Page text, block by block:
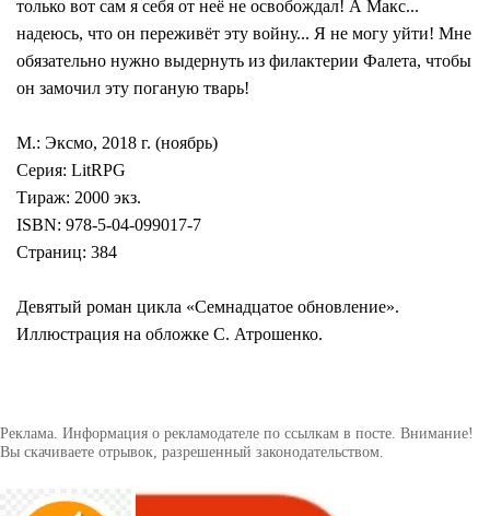
только вот сам я себя от неё не освобождал! А Макс...
надеюсь, что он переживёт эту войну... Я не могу уйти! Мне
обязательно нужно выдернуть из филактерии Фалета, чтобы
он замочил эту поганую тварь!
М.: Эксмо, 2018 г. (ноябрь)
Серия: LitRPG
Тираж: 2000 экз.
ISBN: 978-5-04-099017-7
Страниц: 384
Девятый роман цикла «Семнадцатое обновление».
Иллюстрация на обложке С. Атрошенко.
Реклама. Информация о рекламодателе по ссылкам в посте. Внимание!
Вы скачиваете отрывок, разрешенный законодательством.